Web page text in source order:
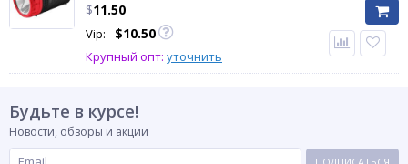
$11.50
Vip: $10.50
Крупный опт: уточнить
Будьте в курсе!
Новости, обзоры и акции
ПОДПИСАТЬСЯ